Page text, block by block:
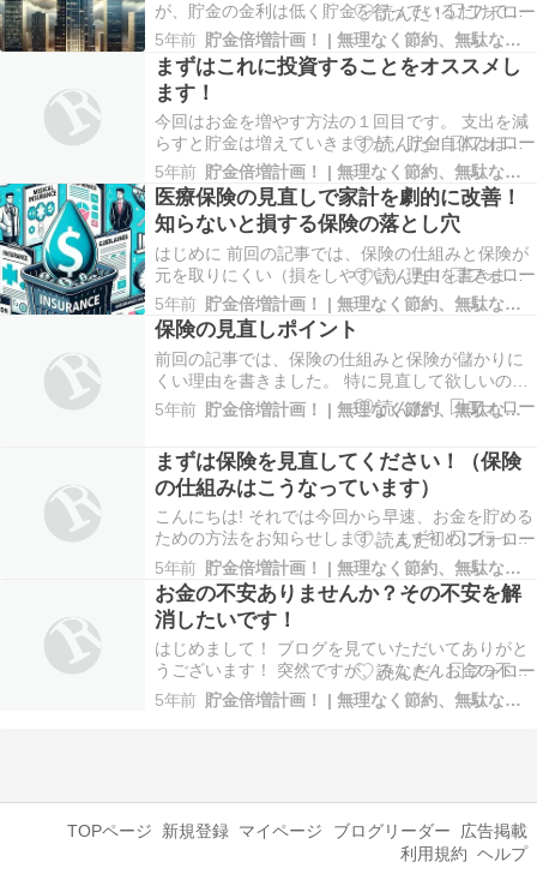
が、貯金の金利は低く貯金を行っているだけでは
あまり増やすことはできません。資産を増やすた
めには「投資」が必要となってきますが、初めて
投資を行う方には投資信託を活用したアメリカ株
への投資をおすすめしています。今回はその理由
についてご紹介…
5年前 貯金倍増計画！ | 無理なく節約、無駄なく増やす♪
まずはこれに投資することをオススメし
ます！
今回はお金を増やす方法の１回目です。 支出を減
らすと貯金は増えていきますが、貯金自体はほと
んど増えませんよね。（銀行によって違いはあり
ますが、1年定期で０．０２％くらいでしょうか。
（うちもそのくらいです（笑））１００万円を１
年間預けて２００…
5年前 貯金倍増計画！ | 無理なく節約、無駄なく増やす♪
医療保険の見直しで家計を劇的に改善！
知らないと損する保険の落とし穴
はじめに 前回の記事では、保険の仕組みと保険が
元を取りにくい（損をしやすい）理由を書きまし
た。様々な保険ありますが、その中でも特に見直
して欲しいのは、「医療保険」です。 医療保険
は、病気やケガで入院した際に、日数に応じて保
険金が支払われる保険です。特に注意したいの
が、「あらゆる…
5年前 貯金倍増計画！ | 無理なく節約、無駄なく増やす♪
保険の見直しポイント
前回の記事では、保険の仕組みと保険が儲かりに
くい理由を書きました。 特に見直して欲しいの
は、「医療保険」です。 「医療保険」にも色々種
類がありますが、特にあらゆる入院で保険が支払
を取れなくてもい…
5年前 貯金倍増計画！ | 無理なく節約、無駄なく増やす♪
まずは保険を見直してください！（保険
の仕組みはこうなっています）
こんにちは! それでは今回から早速、お金を貯める
ための方法をお知らせします。 まず初めに行って
欲しいのは「保険の見直し」です! これは本当に効
果が大きいので、現在保険に加入している方は是
非一度見直しをしてみてください。 また、これか
ら加入を…
5年前 貯金倍増計画！ | 無理なく節約、無駄なく増やす♪
お金の不安ありませんか？その不安を解
消したいです！
はじめまして！ ブログを見ていただいてありがと
うございます！ 突然ですが、みなさんお金の不安
がありませんか？ 老後には年金以外に2,000万円
とか言われていますが、心配ないでしょうか？ た
5年前 貯金倍増計画！ | 無理なく節約、無駄なく増やす♪
TOPページ 新規登録 マイページ ブログリーダー
広告掲載
利用規約 ヘルプ